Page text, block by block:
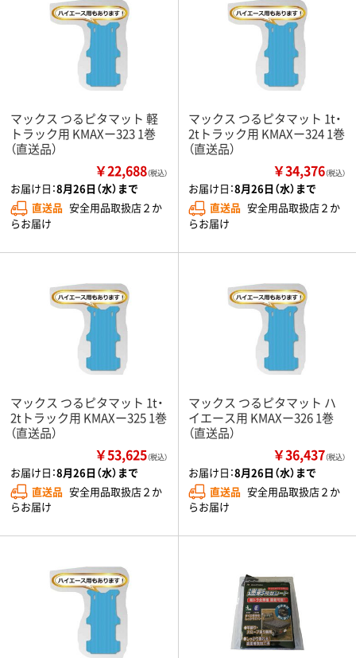
マックス つるピタマット 軽
トラック用 KMAXー323 1巻
（直送品）
￥22,688（税込）
お届け日：8月26日（水）まで
直送品 安全用品取扱店２か
らお届け
マックス つるピタマット 1t・
2tトラック用 KMAXー324 1巻
（直送品）
￥34,376（税込）
お届け日：8月26日（水）まで
直送品 安全用品取扱店２か
らお届け
マックス つるピタマット 1t・
2tトラック用 KMAXー325 1巻
（直送品）
￥53,625（税込）
お届け日：8月26日（水）まで
直送品 安全用品取扱店２か
らお届け
マックス つるピタマット ハ
イエース用 KMAXー326 1巻
（直送品）
￥36,437（税込）
お届け日：8月26日（水）まで
直送品 安全用品取扱店２か
らお届け